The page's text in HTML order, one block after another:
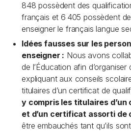
848 possèdent des
français et 6 405 possèdent
enseigner le français langue
Idées fausses sur les
enseigner : Nous avons
de l’Éducation afin
expliquant aux conseils
titulaires d’un certificat de
y compris les titulaires
et d’un certificat assorti de
être embauchés tant qu’ils